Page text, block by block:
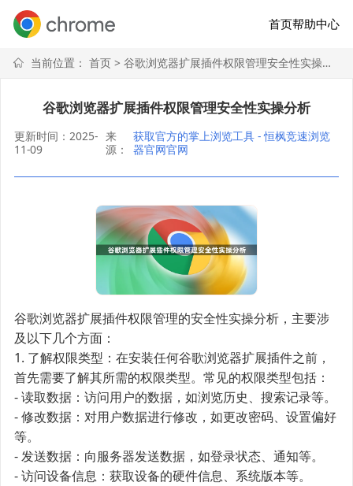
首页帮助中心
当前位置： 首页> 谷歌浏览器扩展插件权限管理安全性实操分析
谷歌浏览器扩展插件权限管理安全性实操分析
更新时间：2025-
11-09
来
源：
获取官方的掌上浏览工具 - 恒枫竞速浏览
器官网官网
谷歌浏览器扩展插件权限管理的安全性实操分析，主要涉
及以下几个方面：
1. 了解权限类型：在安装任何谷歌浏览器扩展插件之前，
首先需要了解其所需的权限类型。常见的权限类型包括：
- 读取数据：访问用户的数据，如浏览历史、搜索记录等。
- 修改数据：对用户数据进行修改，如更改密码、设置偏好
等。
- 发送数据：向服务器发送数据，如登录状态、通知等。
- 访问设备信息：获取设备的硬件信息、系统版本等。